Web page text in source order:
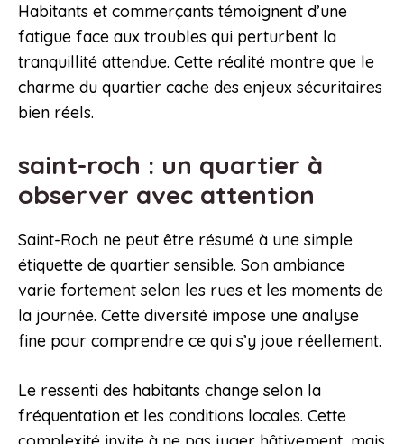
Habitants et commerçants témoignent d’une
fatigue face aux troubles qui perturbent la
tranquillité attendue. Cette réalité montre que le
charme du quartier cache des enjeux sécuritaires
bien réels.
saint-roch : un quartier à
observer avec attention
Saint-Roch ne peut être résumé à une simple
étiquette de quartier sensible. Son ambiance
varie fortement selon les rues et les moments de
la journée. Cette diversité impose une analyse
fine pour comprendre ce qui s’y joue réellement.
Le ressenti des habitants change selon la
fréquentation et les conditions locales. Cette